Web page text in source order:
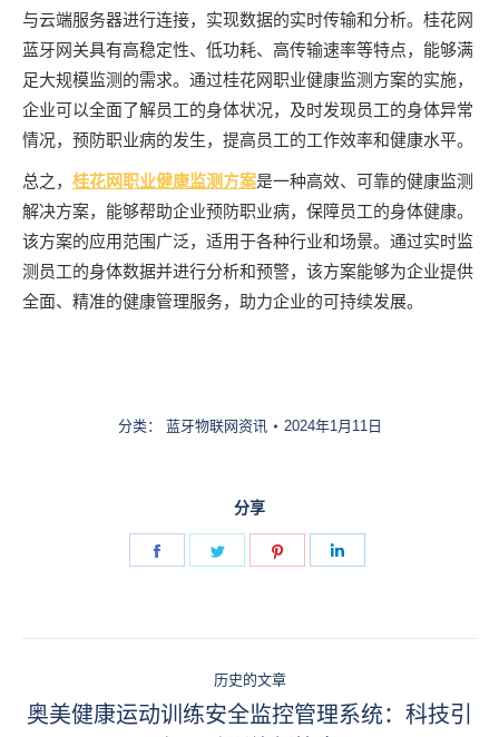
与云端服务器进行连接，实现数据的实时传输和分析。桂花网
蓝牙网关具有高稳定性、低功耗、高传输速率等特点，能够满
足大规模监测的需求。通过桂花网职业健康监测方案的实施，
企业可以全面了解员工的身体状况，及时发现员工的身体异常
情况，预防职业病的发生，提高员工的工作效率和健康水平。
总之， 桂花网职业健康监测方案是一种高效、可靠的健康监测
解决方案，能够帮助企业预防职业病，保障员工的身体健康。
该方案的应用范围广泛，适用于各种行业和场景。通过实时监
测员工的身体数据并进行分析和预警，该方案能够为企业提供
全面、精准的健康管理服务，助力企业的可持续发展。
分类： 蓝牙物联网资讯 2024年1月11日
分享
Share
Share
Share
章
历史的文章
历
奥美健康运动训练安全监控管理系统：科技引